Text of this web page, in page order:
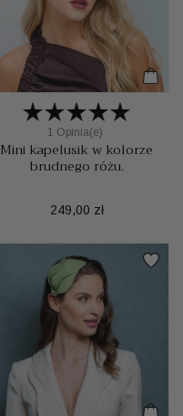
1 Opinia(e)
Mini kapelusik w kolorze
brudnego różu.
Cena
249,00 zł